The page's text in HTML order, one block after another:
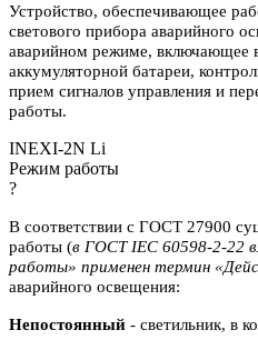
Устройство, обеспечивающее
светового прибора аварийного
аварийном режиме, включающее
аккумуляторной батареи,
прием сигналов управления и
работы.
INEXI-2N Li
Режим работы
?
В соответствии с ГОСТ 27900
работы (в ГОСТ IEC 60598-2-22
работы» применен термин
аварийного освещения:
Непостоянный - светильник, в